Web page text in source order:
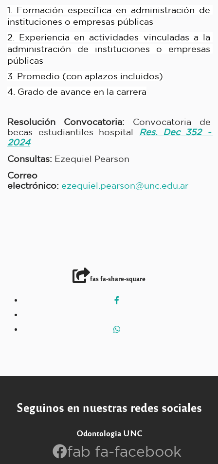
1. Formación específica en administración de
instituciones o empresas públicas
2. Experiencia en actividades vinculadas a la
administración de instituciones o empresas
públicas
3. Promedio (con aplazos incluidos)
4. Grado de avance en la carrera
Resolución Convocatoria: Convocatoria de
becas estudiantiles hospital Res. Dec 352 -
2024
Consultas: Ezequiel Pearson
Correo
electrónico: ezequiel.pearson@unc.edu.ar
fas fa-share-square
Seguinos en nuestras redes sociales
Odontologia UNC
fab fa-facebook